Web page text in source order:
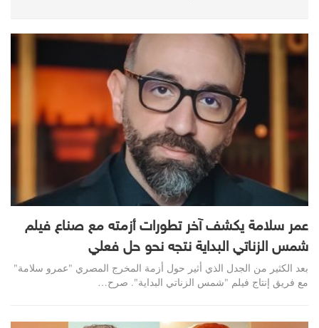
عمر سلامة يكشف آخر تطورات أزمته مع صناع فيلم
شمس الزناتي البداية نتجه نحو حل فعلي
بعد الكثير من الجدل الذي أثير حول أزمة المخرج المصري "عمرو سلامة"
مع فريق إنتاج فيلم "شمس الزناتي البداية". صرح…